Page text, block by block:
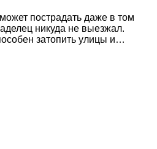
пострадать даже в том
никуда не выезжал.
затопить улицы и…